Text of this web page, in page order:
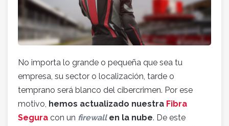
No importa lo grande o pequeña que sea tu
empresa, su sector o localización, tarde o
temprano será blanco del cibercrimen. Por ese
motivo, hemos actualizado nuestra Fibra
Segura con un firewall en la nube. De este